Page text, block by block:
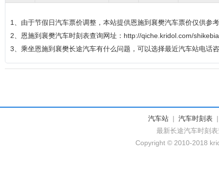
1、由于节假日汽车票价调整，本站提供恩施到襄樊汽车票价仅供参
2、恩施到襄樊汽车时刻表查询网址：http://qiche.kridol.com/
3、乘坐恩施到襄樊长途汽车有什么问题，可以选择最近汽车站电话
汽车站 | 汽车时刻表
最新长途汽车时刻
Copyright © 2010-2018